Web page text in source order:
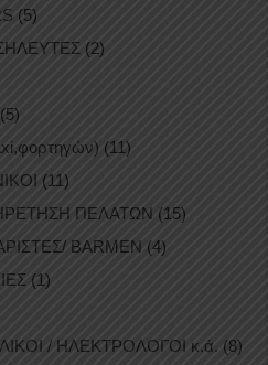
(5)
(2)
(5)
(11)
(11)
ΠΕΛΑΤΩΝ (15)
BARMEN (4)
(1)
/ ΗΛΕΚΤΡΟΛΟΓΟΙ κ.ά. (8)